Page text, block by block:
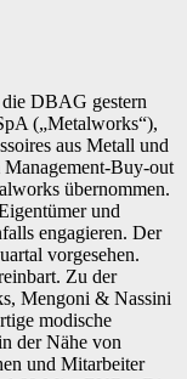
DBAG gestern
(„Metalworks“),
aus Metall und
Buy-out
übernommen.
und
engagieren. Der
vorgesehen.
Zu der
Mengoni & Nassini
modische
der Nähe von
und Mitarbeiter